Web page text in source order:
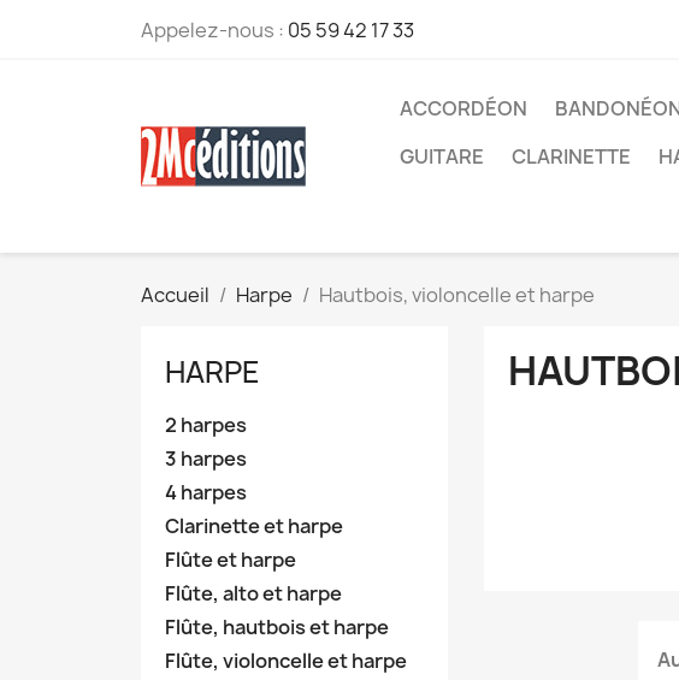
Appelez-nous : 05 59 42 17 33
ACCORDÉON
GUITARE
CLARINETTE
Accueil Harpe Hautbois, violoncelle et harpe
HARPE
2 harpes
3 harpes
4 harpes
Clarinette et harpe
Flûte et harpe
Flûte, alto et harpe
Flûte, hautbois et harpe
Flûte, violoncelle et harpe